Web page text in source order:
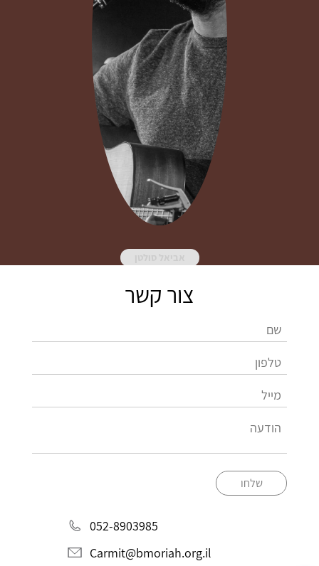
צור קשר
שלחו
052-8903985
Carmit@bmoriah.org.il